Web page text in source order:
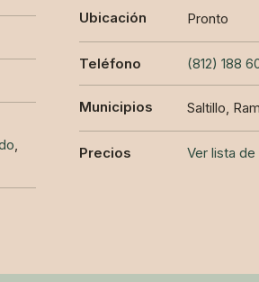
,
Ubicación Pronto
Teléfono (812) 188
Municipios Saltillo,
Precios Ver lista